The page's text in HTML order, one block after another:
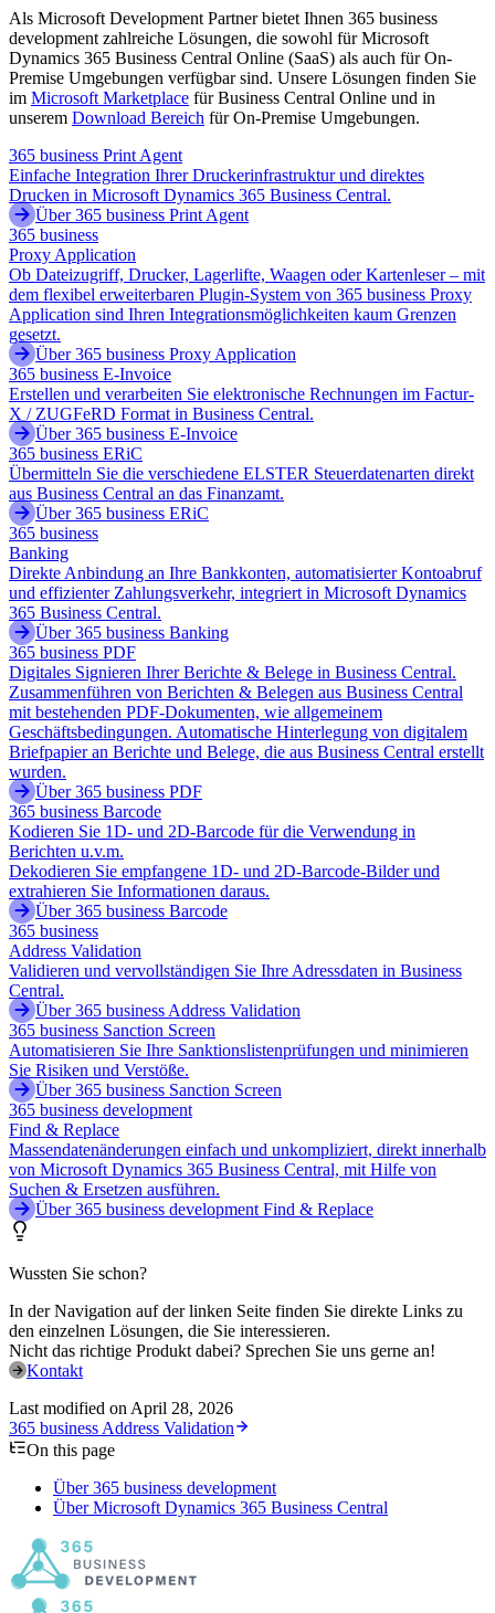
Als Microsoft Development Partner bietet Ihnen 365 business
development zahlreiche Lösungen, die sowohl für Microsoft
Dynamics 365 Business Central Online (SaaS) als auch für On-
Premise Umgebungen verfügbar sind. Unsere Lösungen finden Sie
im Microsoft Marketplace für Business Central Online und in
unserem Download Bereich für On-Premise Umgebungen.
365 business Print Agent
Einfache Integration Ihrer Druckerinfrastruktur und direktes
Drucken in Microsoft Dynamics 365 Business Central.
Über 365 business Print Agent
365 business
Proxy Application
Ob Dateizugriff, Drucker, Lagerlifte, Waagen oder Kartenleser – mit
dem flexibel erweiterbaren Plugin-System von 365 business Proxy
Application sind Ihren Integrationsmöglichkeiten kaum Grenzen
gesetzt.
Über 365 business Proxy Application
365 business E-Invoice
Erstellen und verarbeiten Sie elektronische Rechnungen im Factur-
X / ZUGFeRD Format in Business Central.
Über 365 business E-Invoice
365 business ERiC
Übermitteln Sie die verschiedene ELSTER Steuerdatenarten direkt
aus Business Central an das Finanzamt.
Über 365 business ERiC
365 business
Banking
Direkte Anbindung an Ihre Bankkonten, automatisierter Kontoabruf
und effizienter Zahlungsverkehr, integriert in Microsoft Dynamics
365 Business Central.
Über 365 business Banking
365 business PDF
Digitales Signieren Ihrer Berichte & Belege in Business Central.
Zusammenführen von Berichten & Belegen aus Business Central
mit bestehenden PDF-Dokumenten, wie allgemeinem
Geschäftsbedingungen. Automatische Hinterlegung von digitalem
Briefpapier an Berichte und Belege, die aus Business Central erstellt
wurden.
Über 365 business PDF
365 business Barcode
Kodieren Sie 1D- und 2D-Barcode für die Verwendung in
Berichten u.v.m.
Dekodieren Sie empfangene 1D- und 2D-Barcode-Bilder und
extrahieren Sie Informationen daraus.
Über 365 business Barcode
365 business
Address Validation
Validieren und vervollständigen Sie Ihre Adressdaten in Business
Central.
Über 365 business Address Validation
365 business Sanction Screen
Automatisieren Sie Ihre Sanktionslistenprüfungen und minimieren
Sie Risiken und Verstöße.
Über 365 business Sanction Screen
365 business development
Find & Replace
Massendatenänderungen einfach und unkompliziert, direkt innerhalb
von Microsoft Dynamics 365 Business Central, mit Hilfe von
Suchen & Ersetzen ausführen.
Über 365 business development Find & Replace
Wussten Sie schon?
In der Navigation auf der linken Seite finden Sie direkte Links zu
den einzelnen Lösungen, die Sie interessieren.
Nicht das richtige Produkt dabei? Sprechen Sie uns gerne an!
Kontakt
Last modified on April 28, 2026
365 business Address Validation
On this page
Über 365 business development
Über Microsoft Dynamics 365 Business Central